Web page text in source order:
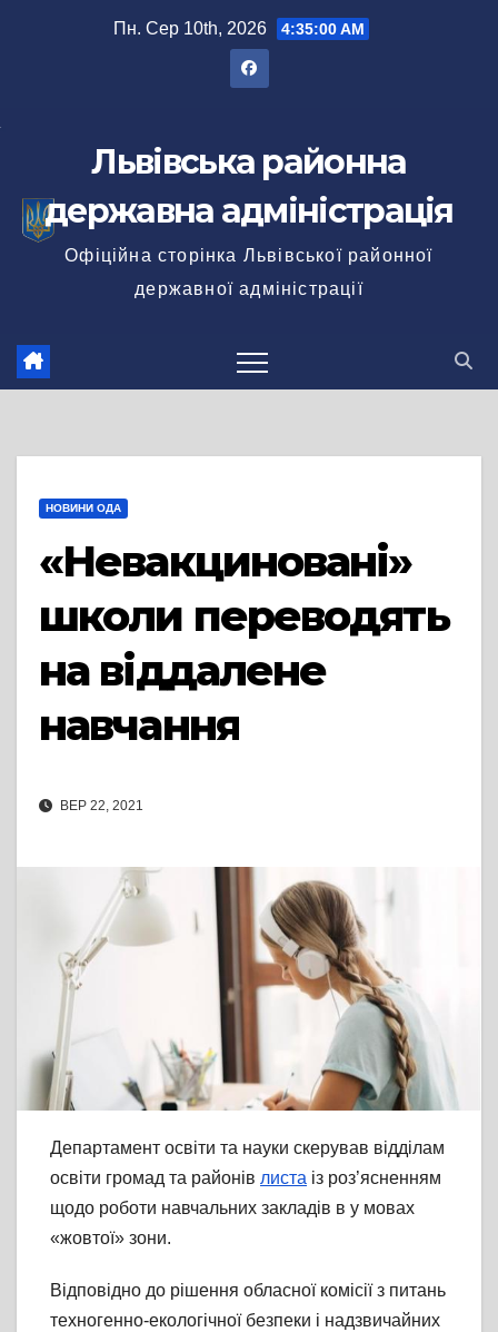
Пн. Сер 10th, 2026 4:35:01 AM
Львівська районна
державна адміністрація
Офіційна сторінка Львівської районної
державної адміністрації
НОВИНИ ОДА
«Невакциновані»
школи переводять
на віддалене
навчання
ВЕР 22, 2021
Департамент освіти та науки скерував відділам
освіти громад та районів листа із роз’ясненням
щодо роботи навчальних закладів в у мовах
«жовтої» зони.
Відповідно до рішення обласної комісії з питань
техногенно-екологічної безпеки і надзвичайних